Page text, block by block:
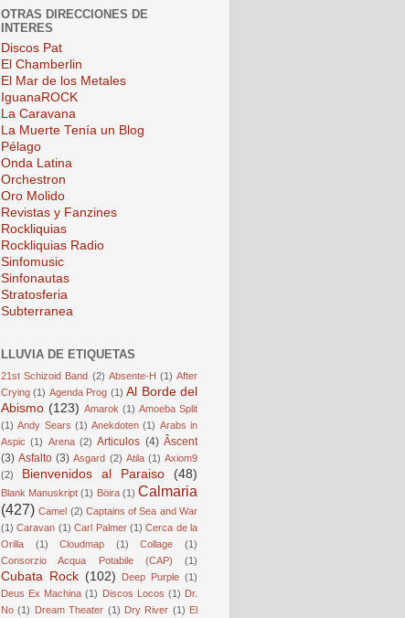
OTRAS DIRECCIONES DE
INTERES
Discos Pat
El Chamberlin
El Mar de los Metales
IguanaROCK
La Caravana
La Muerte Tenía un Blog
Pélago
Onda Latina
Orchestron
Oro Molido
Revistas y Fanzines
Rockliquias
Rockliquias Radio
Sinfomusic
Sinfonautas
Stratosferia
Subterranea
LLUVIA DE ETIQUETAS
21st Schizoid Band (2) Absente-H (1) After
Crying (1) Agenda Prog (1) Al Borde del
Abismo (123) Amarok (1) Amoeba Split
(1) Andy Sears (1) Anekdoten (1) Arabs in
Aspic (1) Arena (2) Articulos (4) Âscent
(3) Asfalto (3) Asgard (2) Atila (1) Axiom9
(2)
Bienvenidos al Paraiso (48)
Blank Manuskript (1) Böira (1) Calmaria
(427) Camel (2) Captains of Sea and War
(1) Caravan (1) Carl Palmer (1) Cerca de la
Orilla
(1) Cloudmap (1) Collage
(1)
Consorzio Acqua Potabile (CAP)
(1)
Cubata Rock (102) Deep Purple (1)
Deus Ex Machina (1) Discos Locos (1) Dr.
No (1) Dream Theater (1) Dry River (1) El